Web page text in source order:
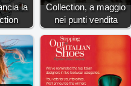
la
Collection, a maggio
nei punti vendita